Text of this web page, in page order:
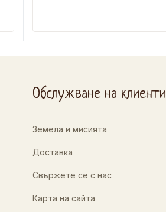
Обслужване на клиенти
Земела и мисията
Доставка
Свържете се с нас
Карта на сайта